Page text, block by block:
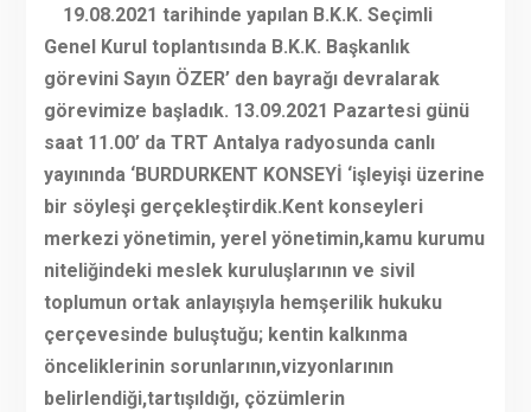
19.08.2021 tarihinde yapılan B.K.K. Seçimli
Genel Kurul toplantısında B.K.K. Başkanlık
görevini Sayın ÖZER’ den bayrağı devralarak
görevimize başladık. 13.09.2021 Pazartesi günü
saat 11.00’ da TRT Antalya radyosunda canlı
yayınında ‘BURDURKENT KONSEYİ ‘işleyişi üzerine
bir söyleşi gerçekleştirdik.Kent konseyleri
merkezi yönetimin, yerel yönetimin,kamu kurumu
niteliğindeki meslek kuruluşlarının ve sivil
toplumun ortak anlayışıyla hemşerilik hukuku
çerçevesinde buluştuğu; kentin kalkınma
önceliklerinin sorunlarının,vizyonlarının
belirlendiği,tartışıldığı, çözümlerin